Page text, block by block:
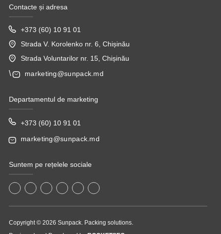
Contacte și adresa
+373 (60) 10 91 01
Strada V. Korolenko nr. 6, Chișinău
Strada Voluntarilor nr. 15, Chișinău
\ marketing@sunpack.md
Departamentul de marketing
+373 (60) 10 91 01
marketing@sunpack.md
Suntem pe rețelele sociale
Copyright © 2026 Sunpack. Packing solutions.